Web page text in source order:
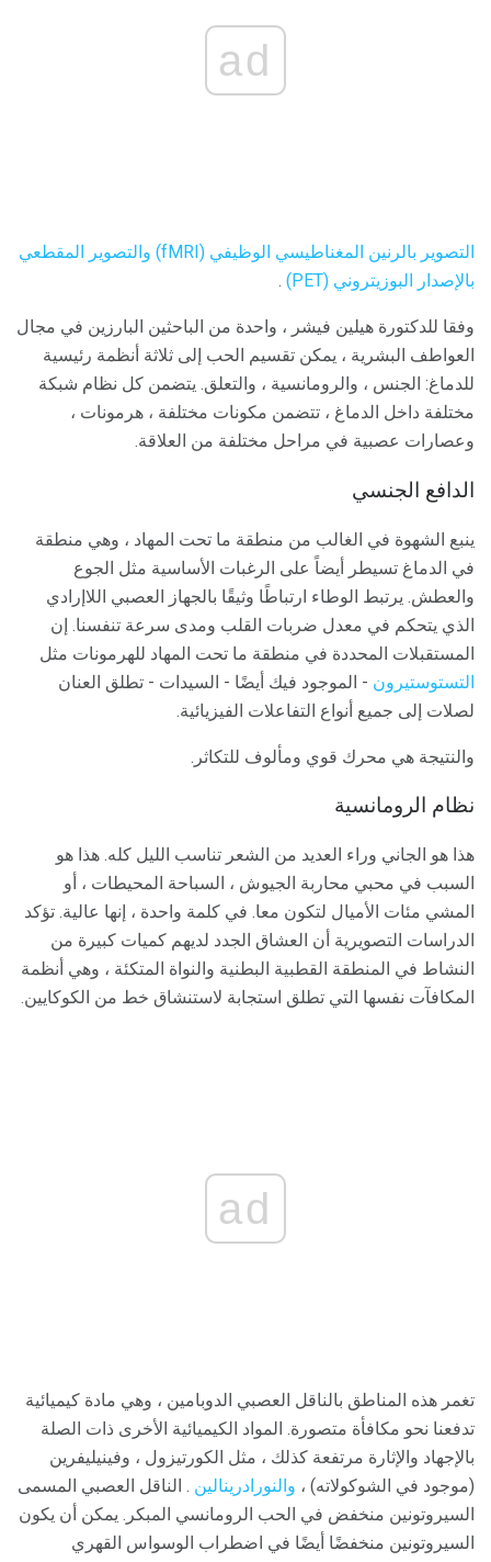
ad
التصوير بالرنين المغناطيسي الوظيفي (fMRI)
والتصوير المقطعي
بالإصدار البوزيتروني (PET)
.
وفقا للدكتورة هيلين فيشر ، واحدة من الباحثين البارزين في مجال
العواطف البشرية ، يمكن تقسيم الحب إلى ثلاثة أنظمة رئيسية
للدماغ: الجنس ، والرومانسية ، والتعلق. يتضمن كل نظام شبكة
مختلفة داخل الدماغ ، تتضمن مكونات مختلفة ، هرمونات ،
وعصارات عصبية في مراحل مختلفة من العلاقة.
الدافع الجنسي
ينبع الشهوة في الغالب من منطقة ما تحت المهاد ، وهي منطقة
في الدماغ تسيطر أيضاً على الرغبات الأساسية مثل الجوع
والعطش. يرتبط الوطاء ارتباطًا وثيقًا بالجهاز العصبي اللاإرادي
الذي يتحكم في معدل ضربات القلب ومدى سرعة تنفسنا. إن
المستقبلات المحددة في منطقة ما تحت المهاد للهرمونات مثل
التستوستيرون - الموجود فيك أيضًا - السيدات - تطلق العنان
لصلات إلى جميع أنواع التفاعلات الفيزيائية.
والنتيجة هي محرك قوي ومألوف للتكاثر.
نظام الرومانسية
هذا هو الجاني وراء العديد من الشعر تناسب الليل كله. هذا هو
السبب في محبي محاربة الجيوش ، السباحة المحيطات ، أو
المشي مئات الأميال لتكون معا. في كلمة واحدة ، إنها عالية. تؤكد
الدراسات التصويرية أن العشاق الجدد لديهم كميات كبيرة من
النشاط في المنطقة القطبية البطنية والنواة المتكئة ، وهي أنظمة
المكافآت نفسها التي تطلق استجابة لاستنشاق خط من الكوكايين.
ad
تغمر هذه المناطق بالناقل العصبي الدوبامين ، وهي مادة كيميائية
تدفعنا نحو مكافأة متصورة. المواد الكيميائية الأخرى ذات الصلة
بالإجهاد والإثارة مرتفعة كذلك ، مثل الكورتيزول ، وفينيليفرين
(موجود في الشوكولاته) ، والنورادرينالين . الناقل العصبي المسمى
السيروتونين منخفض في الحب الرومانسي المبكر. يمكن أن يكون
السيروتونين منخفضًا أيضًا في اضطراب الوسواس القهري